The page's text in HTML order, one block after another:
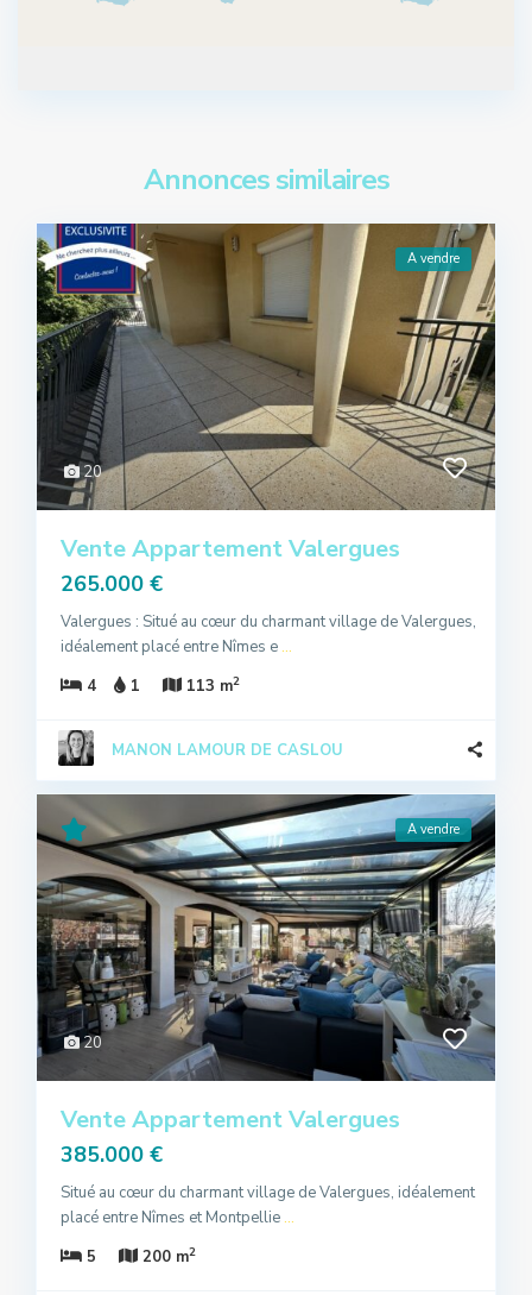
Annonces similaires
20
A vendre
Vente Appartement Valergues
265.000 €
Valergues : Situé au cœur du charmant village de Valergues,
idéalement placé entre Nîmes e ...
4
1 113 m2
MANON LAMOUR DE CASLOU
20
A vendre
Vente Appartement Valergues
385.000 €
Situé au cœur du charmant village de Valergues, idéalement
placé entre Nîmes et Montpellie ...
5
200 m2